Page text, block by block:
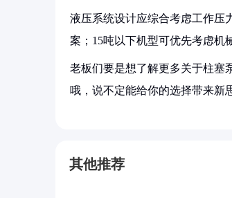
液压系统设计应综合考虑工作压
案；15吨以下机型可优先考虑机
老板们要是想了解更多关于柱塞
哦，说不定能给你的选择带来新
其他推荐